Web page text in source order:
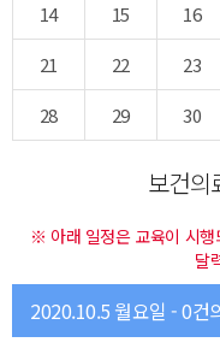
14
15 16
21
22 23
28
29 30
보건의
※ 아래 일정은 교육이 시행
달
2020.10.5 월요일 - 0건